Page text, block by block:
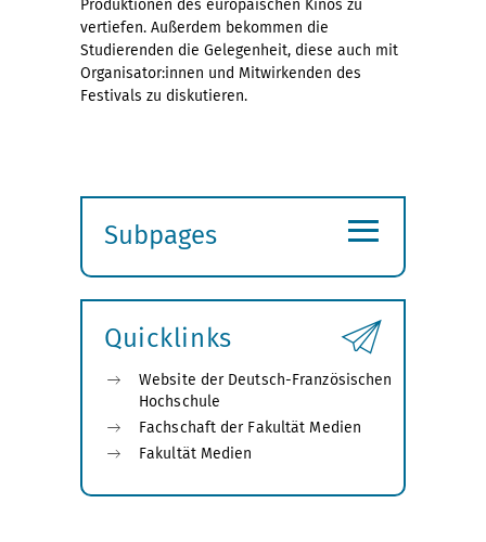
Produktionen des europäischen Kinos zu
vertiefen. Außerdem bekommen die
Studierenden die Gelegenheit, diese auch mit
Organisator:innen und Mitwirkenden des
Festivals zu diskutieren.
Subpages
submenu
≡
Quicklinks
Website der Deutsch-Französischen
Hochschule
Fachschaft der Fakultät Medien
Fakultät Medien